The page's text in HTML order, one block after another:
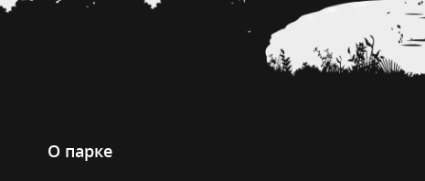
О парке